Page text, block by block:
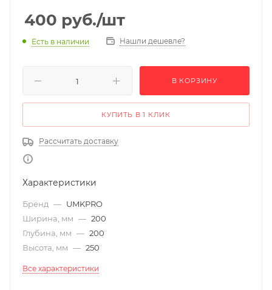
400 руб./шт
Есть в наличии Нашли дешевле?
В КОРЗИНУ
КУПИТЬ В 1 КЛИК
Рассчитать доставку
Характеристики
Бренд — UMKPRO
Ширина, мм — 200
Глубина, мм — 200
Высота, мм — 250
Все характеристики